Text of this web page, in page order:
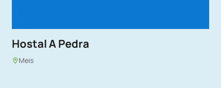
Hostal A Pedra
Meis